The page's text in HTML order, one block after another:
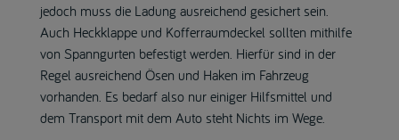
jedoch muss die Ladung ausreichend gesichert sein.
Auch Heckklappe und Kofferraumdeckel sollten mithilfe
von Spanngurten befestigt werden. Hierfür sind in der
Regel ausreichend Ösen und Haken im Fahrzeug
vorhanden. Es bedarf also nur einiger Hilfsmittel und
dem Transport mit dem Auto steht Nichts im Wege.